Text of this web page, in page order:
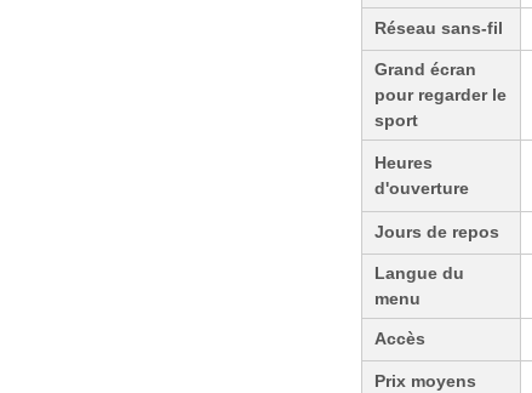
Réseau sans-fil
Grand écran
pour regarder le
sport
Heures
d'ouverture
Jours de repos
Langue du
menu
Accès
Prix moyens